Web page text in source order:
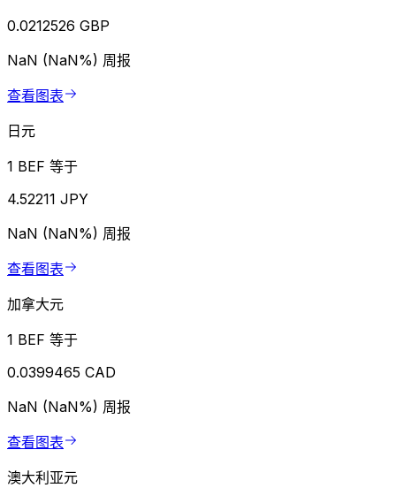
0.0212526 GBP
NaN (NaN%) 周报
查看图表
日元
1 BEF 等于
4.52211 JPY
NaN (NaN%) 周报
查看图表
加拿大元
1 BEF 等于
0.0399465 CAD
NaN (NaN%) 周报
查看图表
澳大利亚元